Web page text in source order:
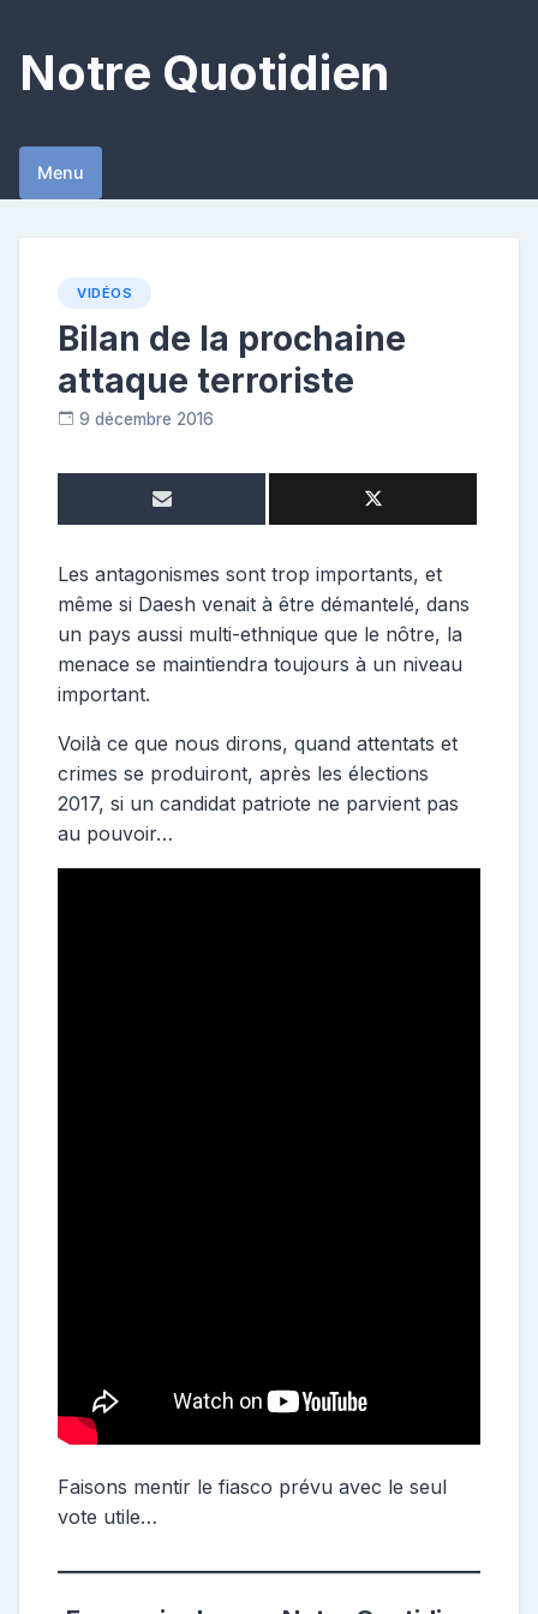
content
Notre Quotidien
Menu
VIDÉOS
Bilan de la prochaine
attaque terroriste
9 décembre 2016
e
t
Les antagonismes sont trop importants, et
même si Daesh venait à être démantelé, dans
un pays aussi multi-ethnique que le nôtre, la
menace se maintiendra toujours à un niveau
important.
Voilà ce que nous dirons, quand attentats et
crimes se produiront, après les élections
2017, si un candidat patriote ne parvient pas
au pouvoir…
Faisons mentir le fiasco prévu avec le seul
vote utile…